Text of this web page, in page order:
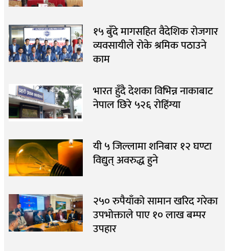
१५ बुँदे मागसहित वैदेशिक रोजगार
व्यवसायीले रोके श्रमिक पठाउने
काम
भारत हुँदै देशका विभिन्न नाकाबाट
नेपाल छिरे ५२६ रोहिंग्या
यी ५ जिल्लामा शनिबार १२ घण्टा
विद्युत् अवरुद्ध हुने
२५० रुपैयाँको सामान खरिद गरेका
उपभोक्ताले पाए १० लाख बम्पर
उपहार